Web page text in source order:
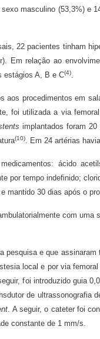
masculino (53,3%) e
22 pacientes tinham
Em relação ao
estágios A, B e C(4)
aos procedimentos em
foi utilizada a via
implantados foram
(10) . Em 24 artérias
medicamentos: ácido
por tempo indefinido;
mantido 30 dias após o
com
pesquisa e que
local e por via
foi introduzido guia
de ultrassonografia
. A seguir, o cateter foi
constante de 1 mm/s.